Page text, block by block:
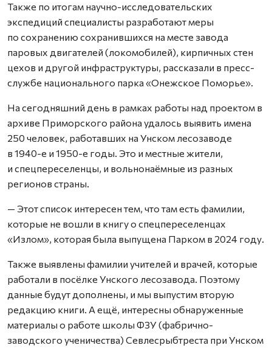
Также по итогам научно-исследовательских
экспедиций специалисты разработают меры
по сохранению сохранившихся на месте завода
паровых двигателей (локомобилей), кирпичных стен
цехов и другой инфраструктуры, рассказали в пресс-
службе национального парка «Онежское Поморье».
На сегодняшний день в рамках работы над проектом в
архиве Приморского района удалось выявить имена
250 человек, работавших на Унском лесозаводе
в 1940-е и 1950-е годы. Это и местные жители,
и спецпереселенцы, и вольнонаёмные из разных
регионов страны.
— Этот список интересен тем, что там есть фамилии,
которые не вошли в книгу о спецпереселенцах
«Излом», которая была выпущена Парком в 2024 году.
Также выявлены фамилии учителей и врачей, которые
работали в посёлке Унского лесозавода. Поэтому
данные будут дополнены, и мы выпустим вторую
редакцию книги. А ещё, интересны обнаруженные
материалы о работе школы ФЗУ (фабрично-
заводского ученичества) Севлесрыбтреста при Унском